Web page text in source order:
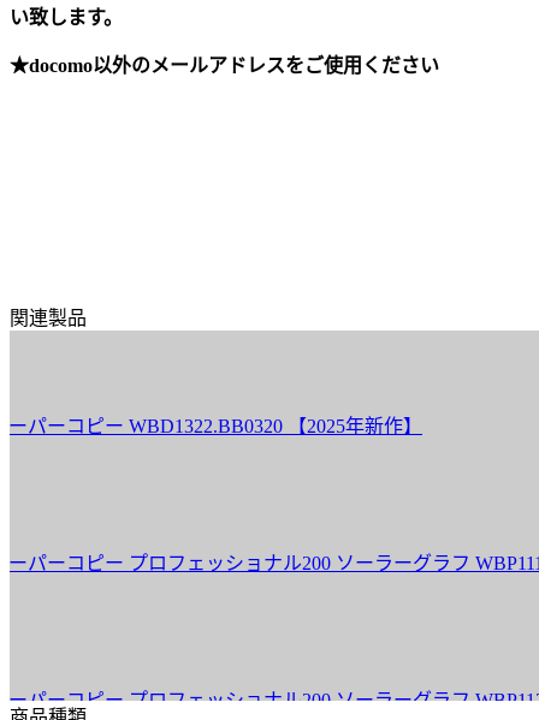
い致します。
★docomo以外のメールアドレスをご使用ください
関連製品
コピー WBD1322.BB0320 【2025年新作】
コピー プロフェッショナル200 ソーラーグラフ
コピー プロフェッショナル200 ソーラーグラフ